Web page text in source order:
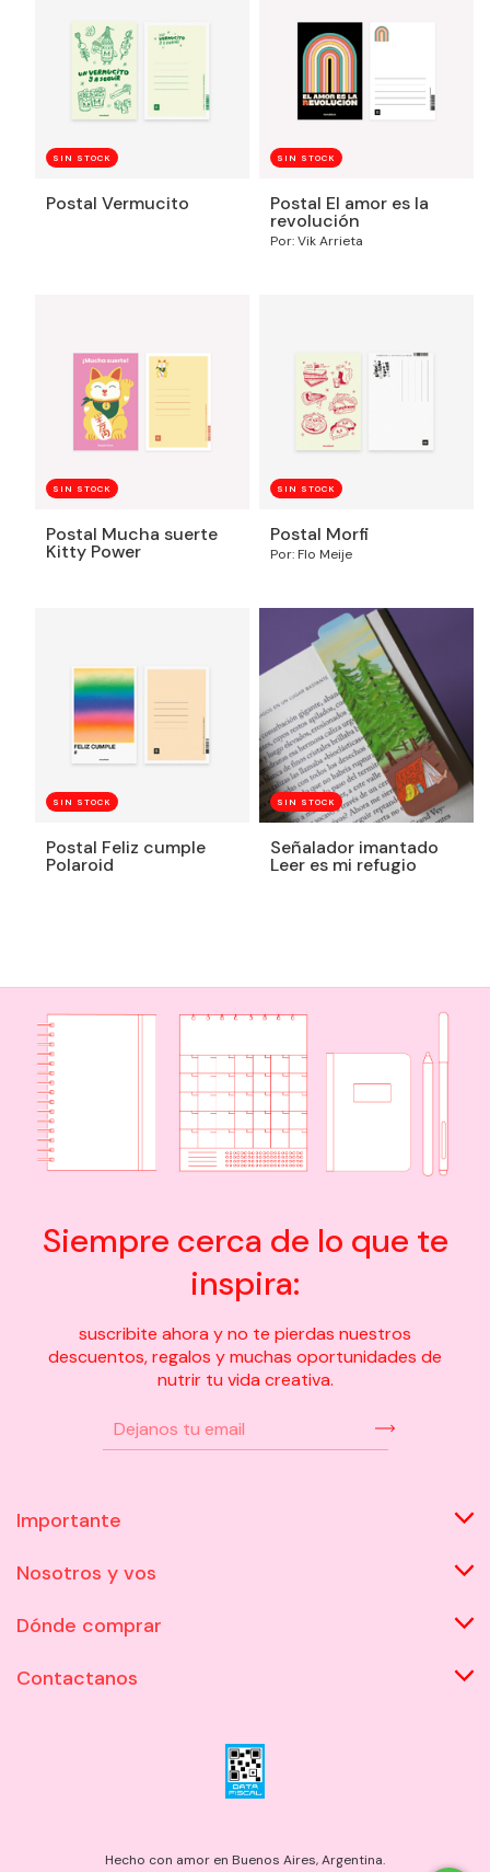
SIN STOCK
Postal Vermucito
SIN STOCK
Postal El amor es la
revolución
Por: Vik Arrieta
SIN STOCK
Postal Mucha suerte
Kitty Power
SIN STOCK
Postal Morfi
Por: Flo Meije
SIN STOCK
Postal Feliz cumple
Polaroid
SIN STOCK
Señalador imantado
Leer es mi refugio
Siempre cerca de lo que te
inspira:
suscribite ahora y no te pierdas nuestros
descuentos, regalos y muchas oportunidades de
nutrir tu vida creativa.
Importante
Nosotros y vos
Dónde comprar
Contactanos
Hecho con amor en Buenos Aires, Argentina.